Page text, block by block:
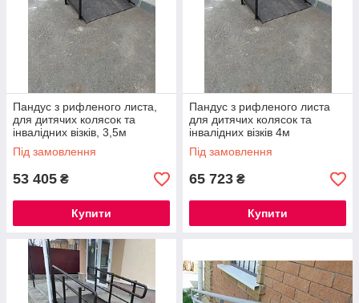
Пандус з рифленого листа,
для дитячих колясок та
інвалідних візків, 3,5м
Під замовлення
53 405 ₴
Купити
Пандус з рифленого листа
для дитячих колясок та
інвалідних візків 4м
Під замовлення
65 723 ₴
Купити